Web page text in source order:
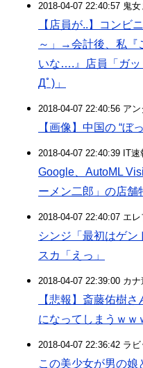
2018-04-07 22:40:57 鬼
【店員が..】コンビ
～」→会計後、私『
いな….』店員「ガッ
Дﾟ)」
2018-04-07 22:40:56 ア
【画像】中国の “ぼ
2018-04-07 22:40:39 IT速
Google、AutoML
ーメン二郎」の店舗
2018-04-07 22:40:07 エ
シンジ「最初はゲン
スカ「えっ」
2018-04-07 22:39:00 カナ
【悲報】斎藤佑樹
になってしまうｗｗ
2018-04-07 22:36:42 ラ
この美少女が男の